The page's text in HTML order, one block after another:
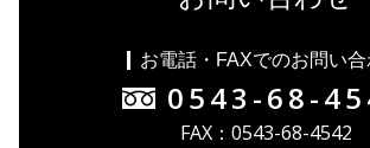
お電話・FAXでのお問い
0543-68-
FAX：0543-68-4542